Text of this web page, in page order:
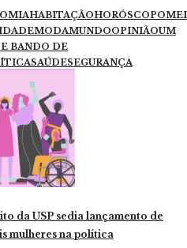
HABITAÇÃOHORÓSCOPO
MODAMUNDOOPINIÃOUM
BANDO DE
SAÚDESEGURANÇA
da USP sedia lançamento de
mulheres na política